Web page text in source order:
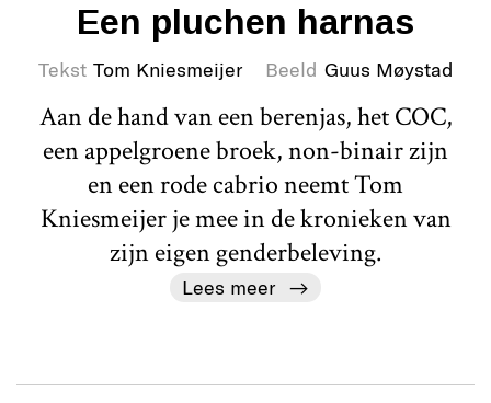
Een pluchen harnas
Tekst Tom Kniesmeijer Beeld Guus Møystad
Aan de hand van een berenjas, het COC,
een appelgroene broek, non-binair zijn
en een rode cabrio neemt Tom
Kniesmeijer je mee in de kronieken van
zijn eigen genderbeleving.
Lees meer